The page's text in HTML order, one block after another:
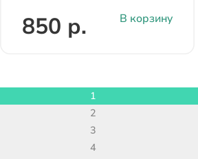
850 р. В корзину
1
2
3
4